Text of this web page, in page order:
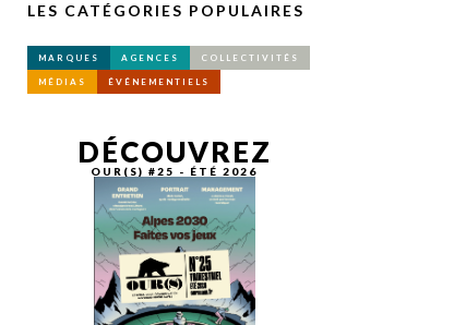
LES CATÉGORIES POPULAIRES
MARQUES AGENCES COLLECTIVITÉS
MÉDIAS ÉVÉNEMENTIELS
DÉCOUVREZ
OUR(S) #25 - ÉTÉ 2026